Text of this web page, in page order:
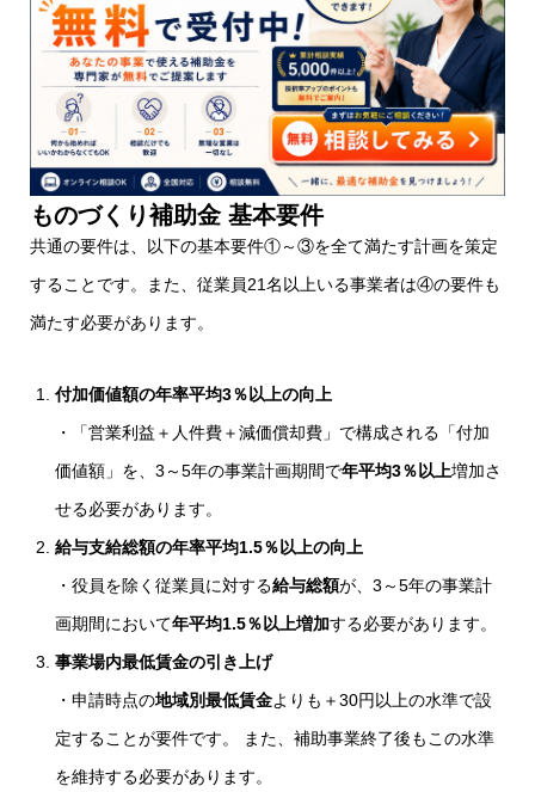
ものづくり補助金 基本要件
共通の要件は、以下の基本要件①～③を全て満たす計画を策定
することです。また、従業員21名以上いる事業者は④の要件も
満たす必要があります。
付加価値額の年率平均3％以上の向上
・「営業利益＋人件費＋減価償却費」で構成される「付加
価値額」を、3～5年の事業計画期間で年平均3％以上増加さ
せる必要があります。
給与支給総額の年率平均1.5％以上の向上
・役員を除く従業員に対する給与総額が、3～5年の事業計
画期間において年平均1.5％以上増加する必要があります。
事業場内最低賃金の引き上げ
・申請時点の地域別最低賃金よりも＋30円以上の水準で設
定することが要件です。 また、補助事業終了後もこの水準
を維持する必要があります。